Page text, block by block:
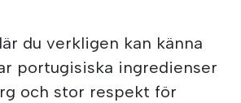
du verkligen kan känna
portugisiska ingredienser
och stor respekt för